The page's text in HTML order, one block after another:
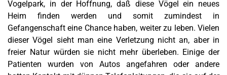
Vogelpark, in der Hoffnung, daß diese Vögel ein neues
Heim finden werden und somit zumindest in
Gefangenschaft eine Chance haben, weiter zu leben. Vielen
dieser Vögel sieht man eine Verletzung nicht an, aber in
freier Natur würden sie nicht mehr überleben. Einige der
Patienten wurden von Autos angefahren oder andere